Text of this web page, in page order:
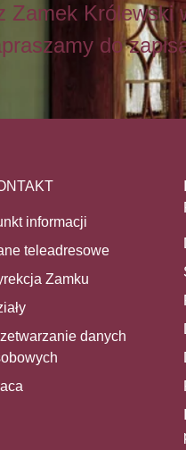
Zamek
do
informacji
teleadresowe
Zamku
danych